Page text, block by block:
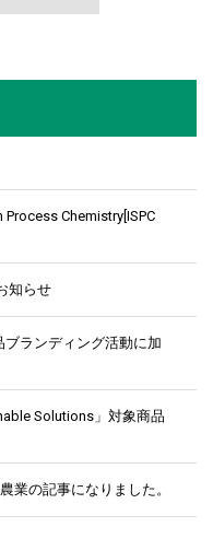
Chemistry[ISPC
知らせ
ランディング活動に加
Solutions」対象商品
業の記事になりました。